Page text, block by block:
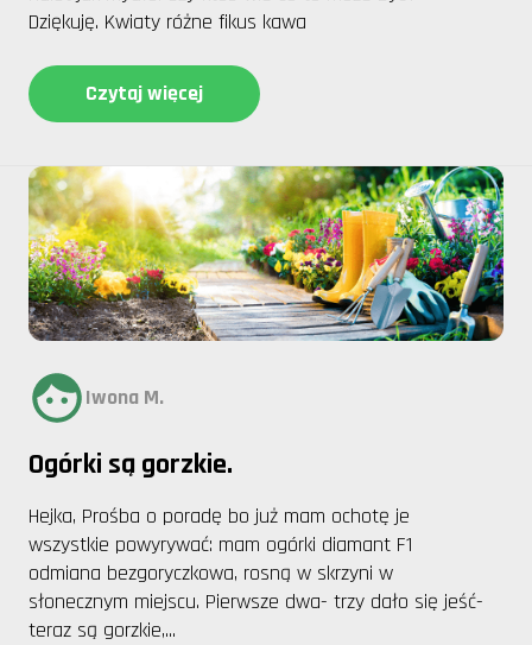
Dziękuję. Kwiaty różne fikus kawa
Czytaj więcej
Iwona M.
Ogórki są gorzkie.
Hejka, Prośba o poradę bo już mam ochotę je
wszystkie powyrywać: mam ogórki diamant F1
odmiana bezgoryczkowa, rosną w skrzyni w
słonecznym miejscu. Pierwsze dwa- trzy dało się jeść-
teraz są gorzkie,...